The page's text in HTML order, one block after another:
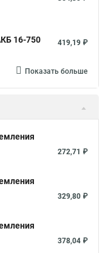
16-750
419,19 ₽
Показать больше
272,71 ₽
329,80 ₽
378,04 ₽